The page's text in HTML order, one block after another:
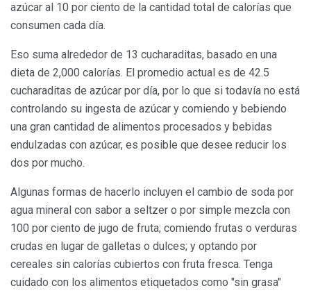
azúcar al 10 por ciento de la cantidad total de calorías que
consumen cada día.
Eso suma alrededor de 13 cucharaditas, basado en una
dieta de 2,000 calorías. El promedio actual es de 42.5
cucharaditas de azúcar por día, por lo que si todavía no está
controlando su ingesta de azúcar y comiendo y bebiendo
una gran cantidad de alimentos procesados ​​y bebidas
endulzadas con azúcar, es posible que desee reducir los
dos por mucho.
Algunas formas de hacerlo incluyen el cambio de soda por
agua mineral con sabor a seltzer o por simple mezcla con
100 por ciento de jugo de fruta; comiendo frutas o verduras
crudas en lugar de galletas o dulces; y optando por
cereales sin calorías cubiertos con fruta fresca. Tenga
cuidado con los alimentos etiquetados como "sin grasa"